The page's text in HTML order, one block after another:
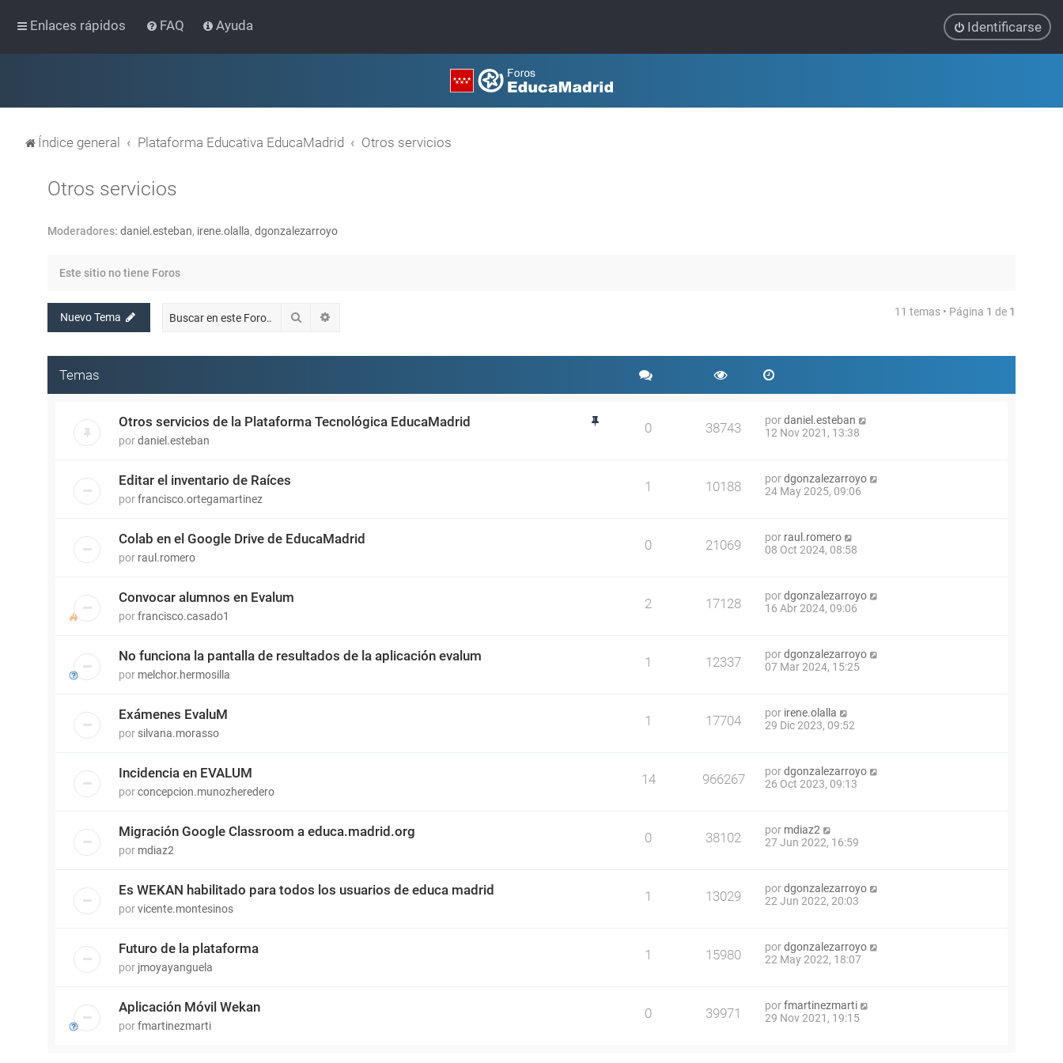
Enlaces rápidos FAQ Ayuda Identificarse
Índice general Plataforma Educativa EducaMadrid Otros servicios
Otros servicios
Moderadores: daniel.esteban, irene.olalla, dgonzalezarroyo
Este sitio no tiene Foros
Nuevo Tema Buscar 11 temas • Página 1 de 1
Temas
Otros servicios de la Plataforma Tecnológica EducaMadrid
pordaniel.esteban
0 38743 pordaniel.esteban
12 Nov 2021, 13:38
Editar el inventario de Raíces
porfrancisco.ortegamartinez
1 10188 pordgonzalezarroyo
24 May 2025, 09:06
Colab en el Google Drive de EducaMadrid
por raul.romero
0 21069 por raul.romero
08 Oct 2024, 08:58
Convocar alumnos en Evalum
porfrancisco.casado1
2 17128 pordgonzalezarroyo
16 Abr 2024, 09:06
No funciona la pantalla de resultados de la aplicación evalum
por melchor.hermosilla
1 12337 pordgonzalezarroyo
07 Mar 2024, 15:25
Exámenes EvaluM
por silvana.morasso
1 17704 por irene.olalla
29 Dic 2023, 09:52
Incidencia en EVALUM
porconcepcion.munozheredero
14 966267 pordgonzalezarroyo
26 Oct 2023, 09:13
Migración Google Classroom a educa.madrid.org
por mdiaz2
0 38102 por mdiaz2
27 Jun 2022, 16:59
Es WEKAN habilitado para todos los usuarios de educa madrid
porvicente.montesinos
1 13029 pordgonzalezarroyo
22 Jun 2022, 20:03
Futuro de la plataforma
por jmoyayanguela
1 15980 pordgonzalezarroyo
22 May 2022, 18:07
Aplicación Móvil Wekan
porfmartinezmarti
0 39971 porfmartinezmarti
29 Nov 2021, 19:15